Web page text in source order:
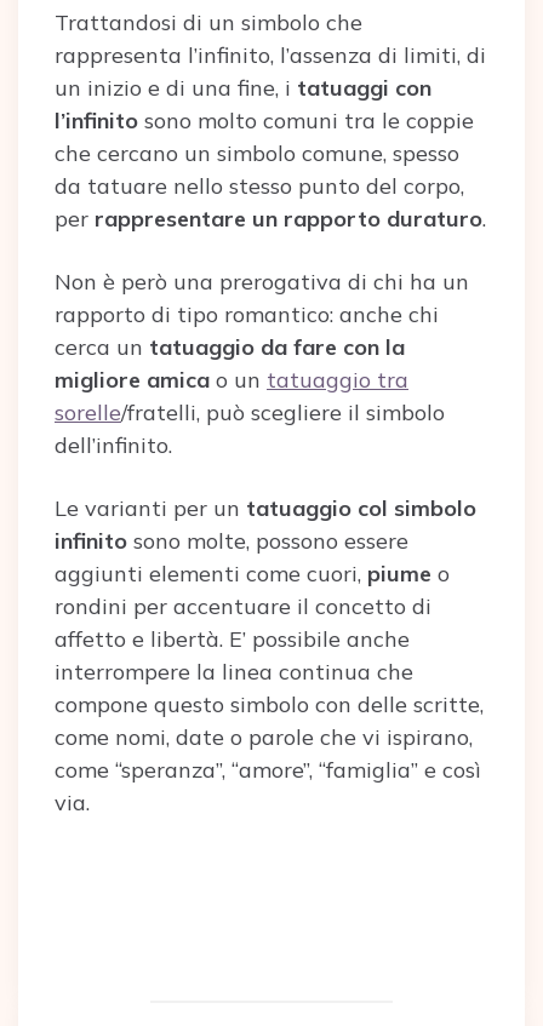
Trattandosi di un simbolo che
rappresenta l’infinito, l’assenza di limiti, di
un inizio e di una fine, i tatuaggi con
l’infinito sono molto comuni tra le coppie
che cercano un simbolo comune, spesso
da tatuare nello stesso punto del corpo,
per rappresentare un rapporto duraturo.
Non è però una prerogativa di chi ha un
rapporto di tipo romantico: anche chi
cerca un tatuaggio da fare con la
migliore amica o un tatuaggio tra
sorelle/fratelli, può scegliere il simbolo
dell’infinito.
Le varianti per un tatuaggio col simbolo
infinito sono molte, possono essere
aggiunti elementi come cuori, piume o
rondini per accentuare il concetto di
affetto e libertà. E’ possibile anche
interrompere la linea continua che
compone questo simbolo con delle scritte,
come nomi, date o parole che vi ispirano,
come “speranza”, “amore”, “famiglia” e così
via.